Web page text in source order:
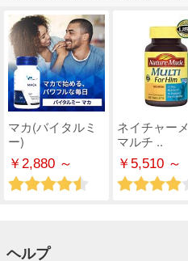
マカ(バイタルミ
ー)
￥2,880 ～
ネイチャー
マルチ ..
￥5,510 ～
ヘルプ